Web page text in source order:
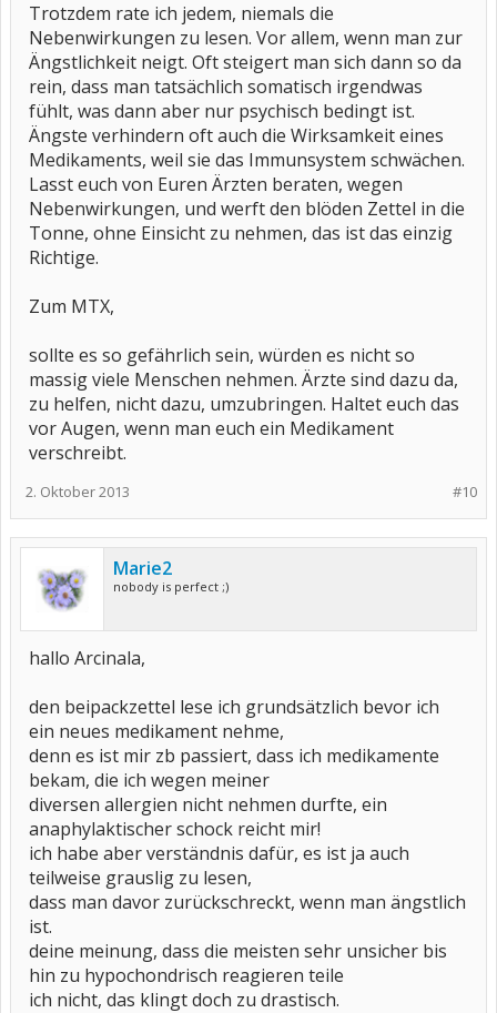
Trotzdem rate ich jedem, niemals die
Nebenwirkungen zu lesen. Vor allem, wenn man zur
Ängstlichkeit neigt. Oft steigert man sich dann so da
rein, dass man tatsächlich somatisch irgendwas
fühlt, was dann aber nur psychisch bedingt ist.
Ängste verhindern oft auch die Wirksamkeit eines
Medikaments, weil sie das Immunsystem schwächen.
Lasst euch von Euren Ärzten beraten, wegen
Nebenwirkungen, und werft den blöden Zettel in die
Tonne, ohne Einsicht zu nehmen, das ist das einzig
Richtige.
Zum MTX,
sollte es so gefährlich sein, würden es nicht so
massig viele Menschen nehmen. Ärzte sind dazu da,
zu helfen, nicht dazu, umzubringen. Haltet euch das
vor Augen, wenn man euch ein Medikament
verschreibt.
#10
2. Oktober 2013
Marie2
nobody is perfect ;)
hallo Arcinala,
den beipackzettel lese ich grundsätzlich bevor ich
ein neues medikament nehme,
denn es ist mir zb passiert, dass ich medikamente
bekam, die ich wegen meiner
diversen allergien nicht nehmen durfte, ein
anaphylaktischer schock reicht mir!
ich habe aber verständnis dafür, es ist ja auch
teilweise grauslig zu lesen,
dass man davor zurückschreckt, wenn man ängstlich
ist.
deine meinung, dass die meisten sehr unsicher bis
hin zu hypochondrisch reagieren teile
ich nicht, das klingt doch zu drastisch.